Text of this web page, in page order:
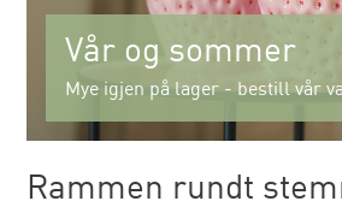
Vår og sommer
Mye igjen på lager - bestill vår
Rammen rundt